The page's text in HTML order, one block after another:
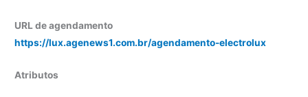
URL de agendamento
https://lux.agenews1.com.br/agendamento-electrolux
Atributos